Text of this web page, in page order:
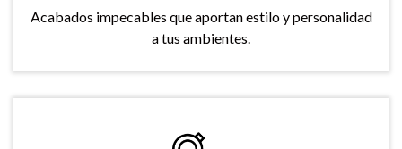
Acabados impecables que aportan estilo y personalidad
a tus ambientes.